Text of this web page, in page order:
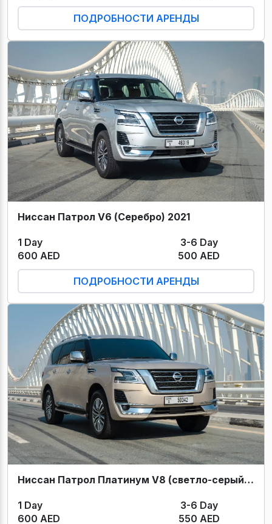
ПОДРОБНОСТИ АРЕНДЫ
Ниссан Патрол V6 (Серебро) 2021
1 Day
3-6 Day
600 AED
500 AED
ПОДРОБНОСТИ АРЕНДЫ
Ниссан Патрол Платинум V8 (светло-серый) 2021
1 Day
3-6 Day
600 AED
550 AED